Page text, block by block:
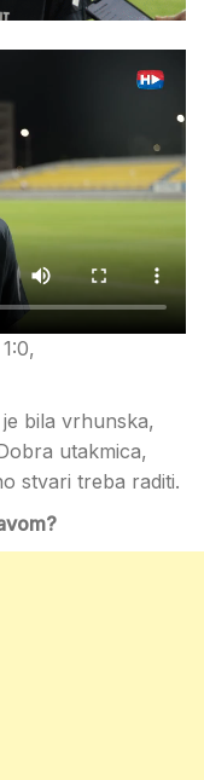
bila vrhunska,
utakmica,
stvari treba raditi.